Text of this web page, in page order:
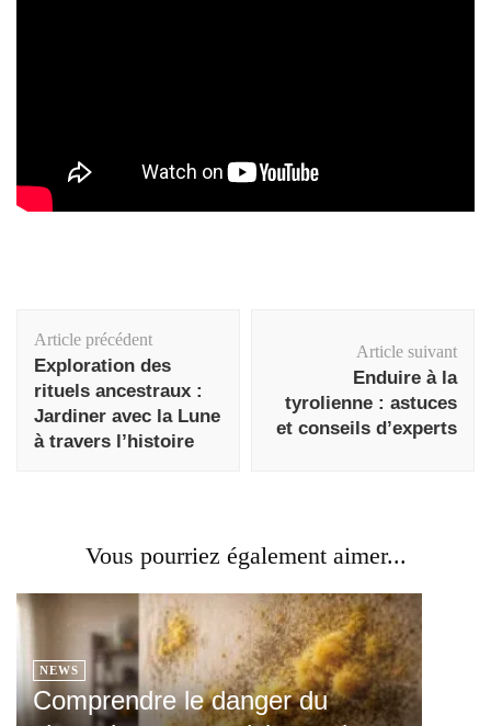
d'article
Article précédent
Exploration des
rituels ancestraux :
Jardiner avec la Lune
à travers l’histoire
Article suivant
Enduire à la
tyrolienne : astuces
et conseils d’experts
Vous pourriez également aimer...
NEWS
Comprendre le danger du